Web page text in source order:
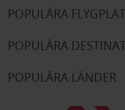
POPULÄRA
POPULÄRA
POPULÄRA LÄNDER